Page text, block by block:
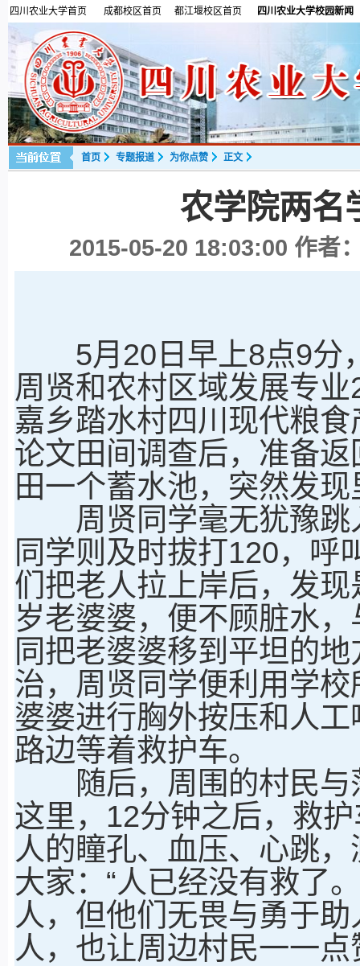
四川农业大学首页 成都校区首页 都江堰校区首页 四川农业大学校园新闻
首页 专题报道 为你点赞 正文
农学院两名
2015-05-20 18:03:00 作者
5月20日早上8点9分
周贤和农村区域发展专
嘉乡踏水村四川现代粮
论文田间调查后，准备
田一个蓄水池，突然发
周贤同学毫无犹豫跳
同学则及时拔打120，呼
们把老人拉上岸后，发
岁老婆婆，便不顾脏水
同把老婆婆移到平坦的
治，周贤同学便利用学
婆婆进行胸外按压和人
路边等着救护车。
随后，周围的村民与
这里，12分钟之后，救
人的瞳孔、血压、心跳
大家：“人已经没有救了
人，但他们无畏与勇于
人，也让周边村民一一点